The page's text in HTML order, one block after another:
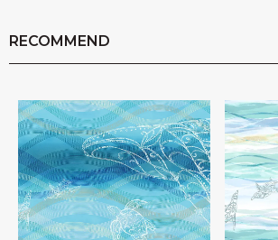
RECOMMEND